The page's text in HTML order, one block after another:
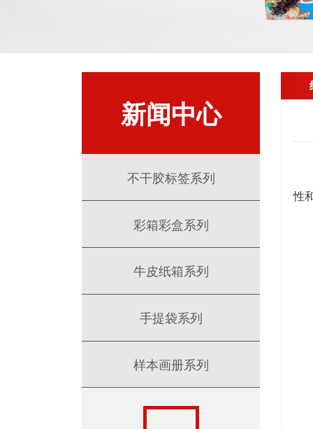
新闻中心
不干胶标签系列
彩箱彩盒系列
牛皮纸箱系列
手提袋系列
样本画册系列
性